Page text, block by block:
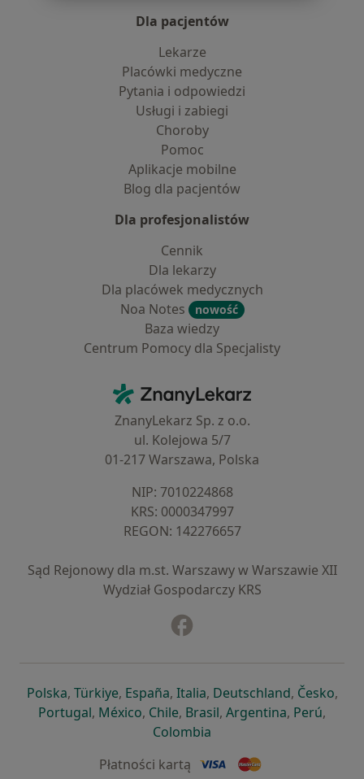
Dla pacjentów
Lekarze
Placówki medyczne
Pytania i odpowiedzi
Usługi i zabiegi
Choroby
Pomoc
Aplikacje mobilne
Blog dla pacjentów
Dla profesjonalistów
Cennik
Dla lekarzy
Dla placówek medycznych
Noa Notes
nowość
Baza wiedzy
Centrum Pomocy dla Specjalisty
ZnanyLekarz - Strona główna
ZnanyLekarz Sp. z o.o.
ul. Kolejowa 5/7
01-217 Warszawa, Polska
NIP: ⁠7010224868
KRS: ⁠0000347997
REGON: ⁠142276657
Sąd Rejonowy dla m.st. Warszawy w Warszawie XII
Wydział Gospodarczy KRS
Polskaotwiera się w nowej karcie
, Türkiyeotwiera się w nowej karcie
, Españaotwiera się w nowej karcie
, Italiaotwiera się w nowej
, Deutschlandotwiera się
, Česko,
Portugalotwiera się w nowej karcie
, Méxicootwiera się w nowej karcie
, Chileotwiera się w nowej karcie
, Brasilotwiera się w nowej
, Argentinaotwiera się
, Perú,
Colombia
Płatności kartą